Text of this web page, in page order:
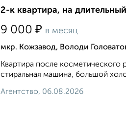
2-к квартира, на
9 000 ₽ в месяц
мкр. Кожзавод, Володи
Квартира после
стиральная машина, большой
Агентство, 06.08.2026